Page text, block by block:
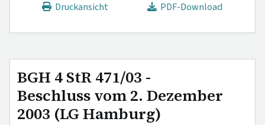
Druckansicht
PDF-Download
BGH 4 StR 471/03 -
Beschluss vom 2. Dezember
2003 (LG Hamburg)